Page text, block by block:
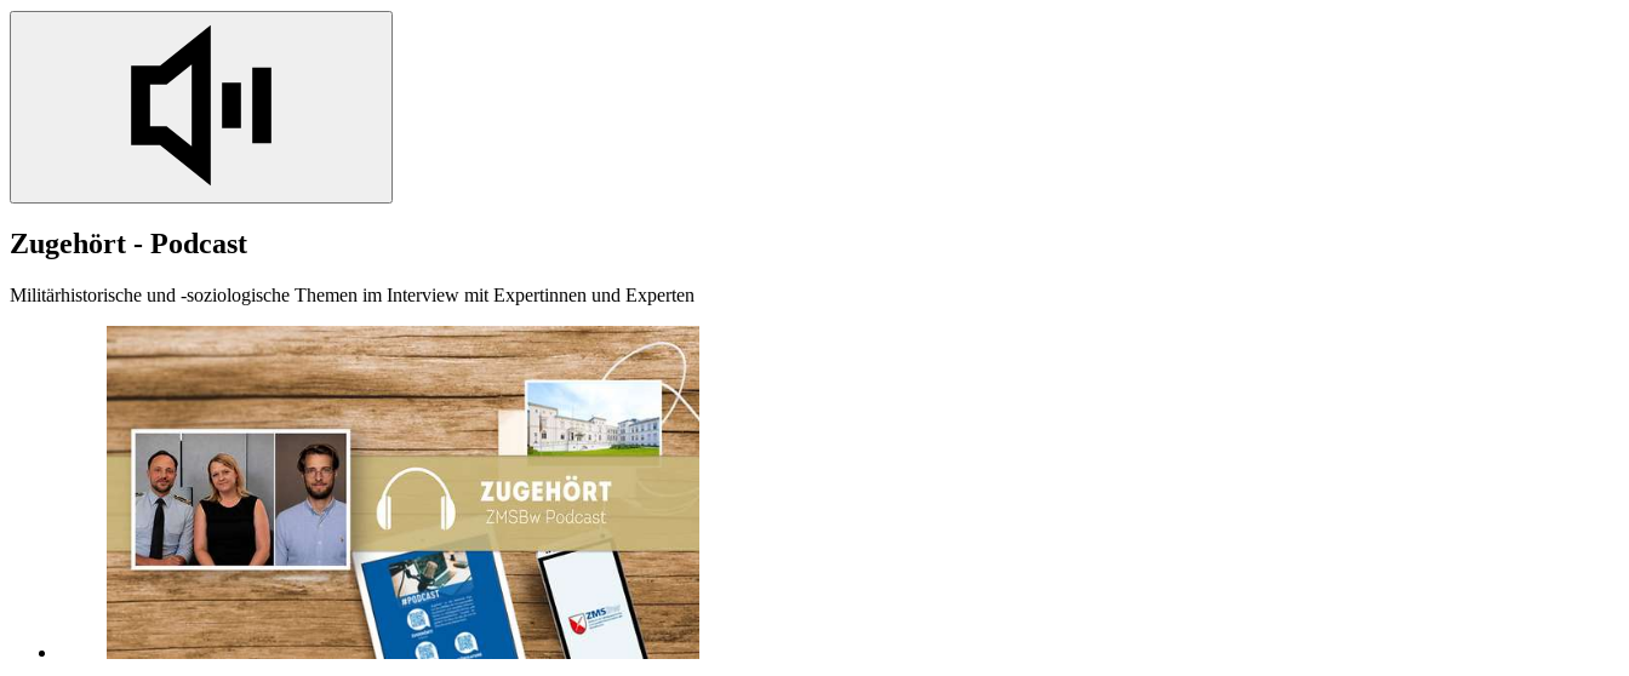
Zugehört - Podcast
Militärhistorische und -soziologische Themen im Interview mit Expertinnen und Experten